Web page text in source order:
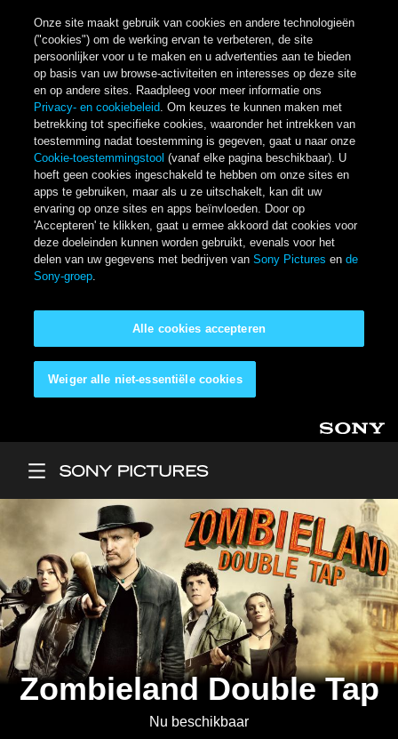
Onze site maakt gebruik van cookies en andere technologieën
("cookies") om de werking ervan te verbeteren, de site
persoonlijker voor u te maken en u advertenties aan te bieden
op basis van uw browse-activiteiten en interesses op deze site
en op andere sites. Raadpleeg voor meer informatie ons
Privacy- en cookiebeleid. Om keuzes te kunnen maken met
betrekking tot specifieke cookies, waaronder het intrekken van
toestemming nadat toestemming is gegeven, gaat u naar onze
Cookie-toestemmingstool (vanaf elke pagina beschikbaar). U
hoeft geen cookies ingeschakeld te hebben om onze sites en
apps te gebruiken, maar als u ze uitschakelt, kan dit uw
ervaring op onze sites en apps beïnvloeden. Door op
'Accepteren' te klikken, gaat u ermee akkoord dat cookies voor
deze doeleinden kunnen worden gebruikt, evenals voor het
delen van uw gegevens met bedrijven vanSony Pictures ende
Sony-groep.
Weiger alle niet-essentiële cookies
Alle cookies accepteren
Zombieland Double Tap
Nu beschikbaar